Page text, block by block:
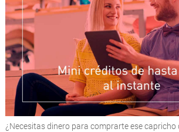
¿Necesitas dinero para comprarte ese capricho